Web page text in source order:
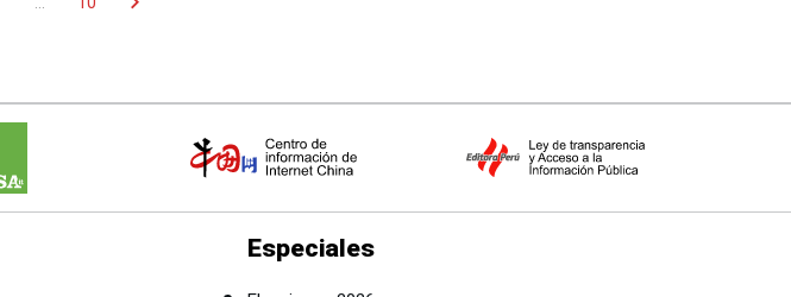
Especiales